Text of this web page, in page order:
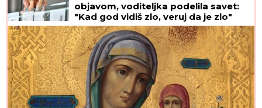
objavom, voditeljka podelila savet:
"Kad god vidiš zlo, veruj da je zlo"